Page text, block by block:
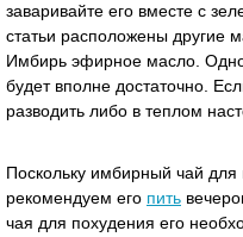
заваривайте его вместе с
статьи расположены другие
Имбирь эфирное масло.
будет вполне достаточно.
разводить либо в теплом
Поскольку имбирный чай для
рекомендуем его пить
чая для похудения его